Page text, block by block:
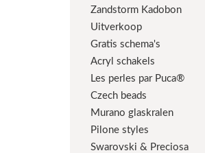
Zandstorm Kadobon
Uitverkoop
Gratis schema's
Acryl schakels
Les perles par Puca®
Czech beads
Murano glaskralen
Pilone styles
Swarovski & Preciosa